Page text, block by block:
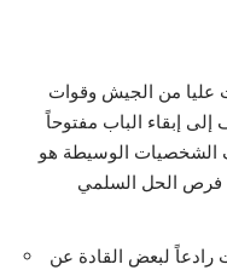
عليا من الجيش وقوات
إبقاء الباب مفتوحاً
الشخصيات الوسيطة هو
رادعاً لبعض القادة عن